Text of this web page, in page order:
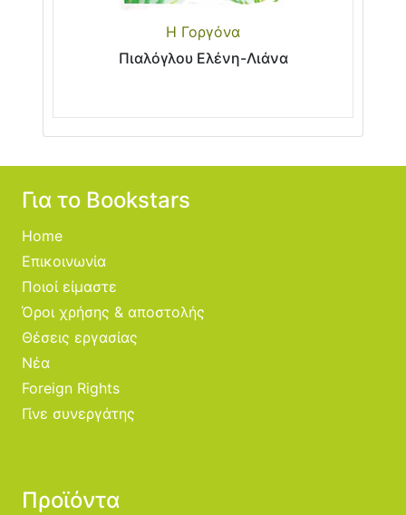
Η Γοργόνα
Πιαλόγλου Ελένη-Λιάνα
Για το Bookstars
Home
Επικοινωνία
Ποιοί είμαστε
Όροι χρήσης & αποστολής
Θέσεις εργασίας
Νέα
Foreign Rights
Γίνε συνεργάτης
Προϊόντα